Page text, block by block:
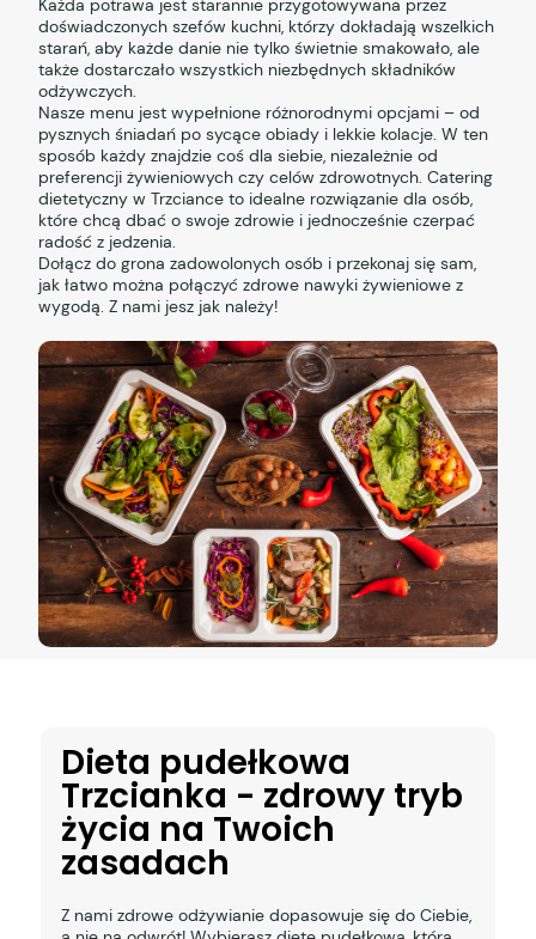
Każda potrawa jest starannie przygotowywana przez
doświadczonych szefów kuchni, którzy dokładają wszelkich
starań, aby każde danie nie tylko świetnie smakowało, ale
także dostarczało wszystkich niezbędnych składników
odżywczych.
Nasze menu jest wypełnione różnorodnymi opcjami – od
pysznych śniadań po sycące obiady i lekkie kolacje. W ten
sposób każdy znajdzie coś dla siebie, niezależnie od
preferencji żywieniowych czy celów zdrowotnych. Catering
dietetyczny w Trzciance to idealne rozwiązanie dla osób,
które chcą dbać o swoje zdrowie i jednocześnie czerpać
radość z jedzenia.
Dołącz do grona zadowolonych osób i przekonaj się sam,
jak łatwo można połączyć zdrowe nawyki żywieniowe z
wygodą. Z nami jesz jak należy!
Dieta pudełkowa
Trzcianka - zdrowy tryb
życia na Twoich
zasadach
Z nami zdrowe odżywianie dopasowuje się do Ciebie,